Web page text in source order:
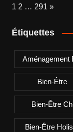
Page:
1 2 … 291 Next
»
Étiquettes
Aménagement
Bien-Être
Bien-Être
Bien-Être